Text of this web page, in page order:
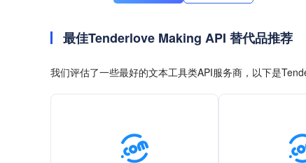
最佳Tenderlove Making API 替代品推荐
我们评估了一些最好的文本工具类API服务商，以下是